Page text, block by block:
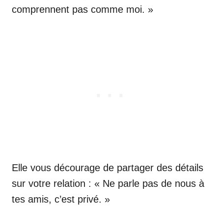
comprennent pas comme moi. »
Elle vous décourage de partager des détails
sur votre relation : « Ne parle pas de nous à
tes amis, c’est privé. »